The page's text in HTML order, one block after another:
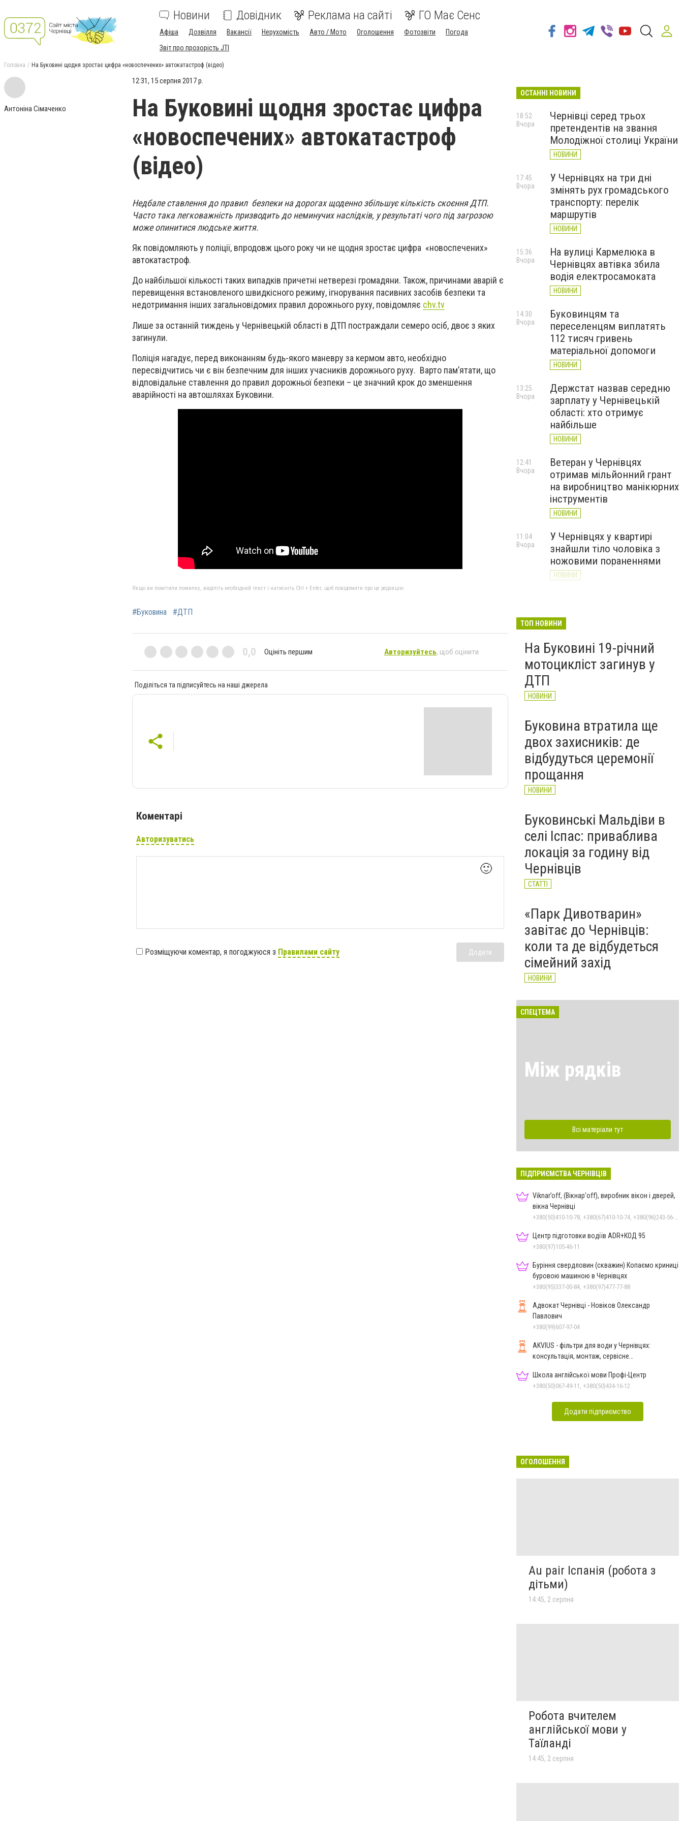
Новини Довідник Реклама на сайті ГО Має Сенс
Афіша Дозвілля Вакансії Нерухомість Авто / Мото Оголошення Фотозвіти
Погода
Звіт про прозорість JTI
Головна На Буковині щодня зростає цифра «новоспечених» автокатастроф (відео)
Антоніна Сімаченко
12:31, 15 серпня 2017 р.
На Буковині щодня зростає цифра
«новоспечених» автокатастроф
(відео)
Недбале ставлення до правил безпеки на дорогах щоденно збільшує кількість скоєння ДТП.
Часто така легковажність призводить до неминучих наслідків, у результаті чого під загрозою
може опинитися людське життя.
Як повідомляють у поліції, впродовж цього року чи не щодня зростає цифра «новоспечених»
автокатастроф.
До найбільшої кількості таких випадків причетні нетверезі громадяни. Також, причинами аварій є
перевищення встановленого швидкісного режиму, ігнорування пасивних засобів безпеки та
недотримання інших загальновідомих правил дорожнього руху, повідомляє chv.tv
Лише за останній тиждень у Чернівецькій області в ДТП постраждали семеро осіб, двоє з яких
загинули.
Поліція нагадує, перед виконанням будь-якого маневру за кермом авто, необхідно
пересвідчитись чи є він безпечним для інших учасників дорожнього руху. Варто пам’ятати, що
відповідальне ставлення до правил дорожньої безпеки – це значний крок до зменшення
аварійності на автошляхах Буковини.
Якщо ви помітили помилку, виділіть необхідний текст і натисніть Ctrl + Enter, щоб повідомити про це редакцію
#Буковина #ДТП
0,0 Оцініть першим Авторизуйтесь, щоб оцінити
Поділіться та підписуйтесь на наші джерела
Коментарі
Авторизуватись
🙂
Розміщуючи коментар, я погоджуюся з Правилами сайту Додати
ОСТАННІ НОВИНИ
Чернівці серед трьох
претендентів на звання
Молодіжної столиці України
НОВИНИ
18:52
Вчора
У Чернівцях на три дні
змінять рух громадського
транспорту: перелік
маршрутів
НОВИНИ
17:45
Вчора
На вулиці Кармелюка в
Чернівцях автівка збила
водія електросамоката
НОВИНИ
15:36
Вчора
Буковинцям та
переселенцям виплатять
112 тисяч гривень
матеріальної допомоги
НОВИНИ
14:30
Вчора
Держстат назвав середню
зарплату у Чернівецькій
області: хто отримує
найбільше
НОВИНИ
13:25
Вчора
Ветеран у Чернівцях
отримав мільйонний грант
на виробництво манікюрних
інструментів
НОВИНИ
12:41
Вчора
У Чернівцях у квартирі
знайшли тіло чоловіка з
ножовими пораненнями
НОВИНИ
11:04
Вчора
критичну ситуацію з водою
НОВИНИ
ТОП НОВИНИ
На Буковині 19-річний
мотоцикліст загинув у
ДТП
НОВИНИ
Буковина втратила ще
двох захисників: де
відбудуться церемонії
прощання
НОВИНИ
Буковинські Мальдіви в
селі Іспас: приваблива
локація за годину від
Чернівців
СТАТТІ
«Парк Дивотварин»
завітає до Чернівців:
коли та де відбудеться
сімейний захід
НОВИНИ
СПЕЦТЕМА
Між рядків
Всі матеріали тут
ПІДПРИЄМСТВА ЧЕРНІВЦІВ
Viknar’off, (Вікнар’off), виробник вікон і дверей,
вікна Чернівці
Центр підготовки водіїв ADR+КОД 95
+380(97)105-46-11
Буріння свердловин (скважин) Копаємо криниці
буровою машиною в Чернівцях
+380(95)337-00-84, +380(97)477-77-88
Адвокат Чернівці - Новіков Олександр
Павлович
+380(99)607-97-04
AKVIUS - фільтри для води у Чернівцях:
консультація, монтаж, сервісне
Школа англійської мови Профі-Центр
+380(50)067-49-11, +380(50)434-16-12
Додати підприємство
ОГОЛОШЕННЯ
Au pair Іспанія (робота з
дітьми)
14:45, 2 серпня
Робота вчителем
англійської мови у
Таїланді
14:45, 2 серпня